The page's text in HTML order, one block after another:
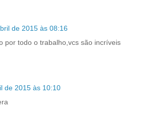
de 2015 às 08:16
por todo o trabalho,vcs são incríveis
de 2015 às 10:10